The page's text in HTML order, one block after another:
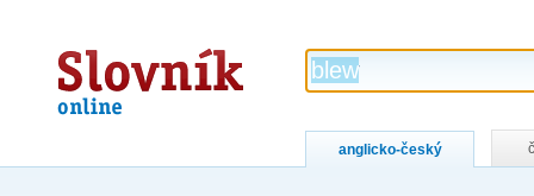
Slovník
online
anglicko-český